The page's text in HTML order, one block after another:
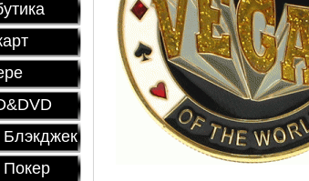
Блэкджек
Покер